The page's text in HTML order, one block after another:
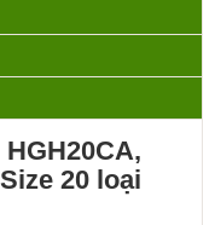
20 loại